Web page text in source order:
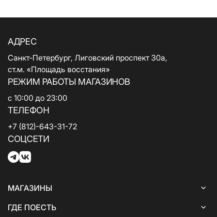
АДРЕС
Санкт-Петербург, Лиговский проспект 30а,
ст.м. «Площадь восстания»
РЕЖИМ РАБОТЫ МАГАЗИНОВ
с 10:00 до 23:00
ТЕЛЕФОН
+7 (812)-643-31-72
СОЦСЕТИ
МАГАЗИНЫ
Все магазины
ГДЕ ПОЕСТЬ